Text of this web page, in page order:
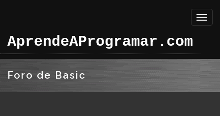
AprendeAProgramar.com
Foro de Basic